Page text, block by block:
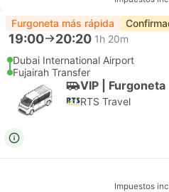
Furgoneta más rápida
19:00 20:20 1h 20m
Dubai International Airport
Fujairah Transfer
VIP | Furgoneta
RTS Travel
Impuestos